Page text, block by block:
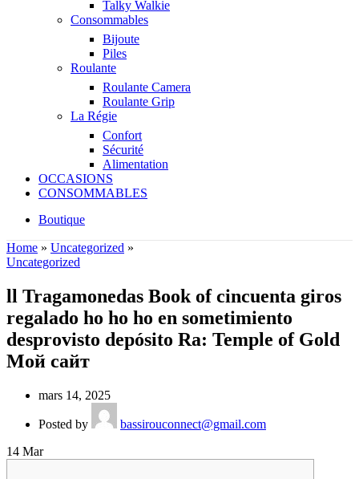
Talky Walkie
Consommables
Bijoute
Piles
Roulante
Roulante Camera
Roulante Grip
La Régie
Confort
Sécurité
Alimentation
OCCASIONS
CONSOMMABLES
Boutique
Home » Uncategorized »
Uncategorized
ll Tragamonedas Book of cincuenta giros
regalado ho ho ho en sometimiento
desprovisto depósito Ra: Temple of Gold
Мой сайт
mars 14, 2025
Posted by
bassirouconnect@gmail.com
14 Mar